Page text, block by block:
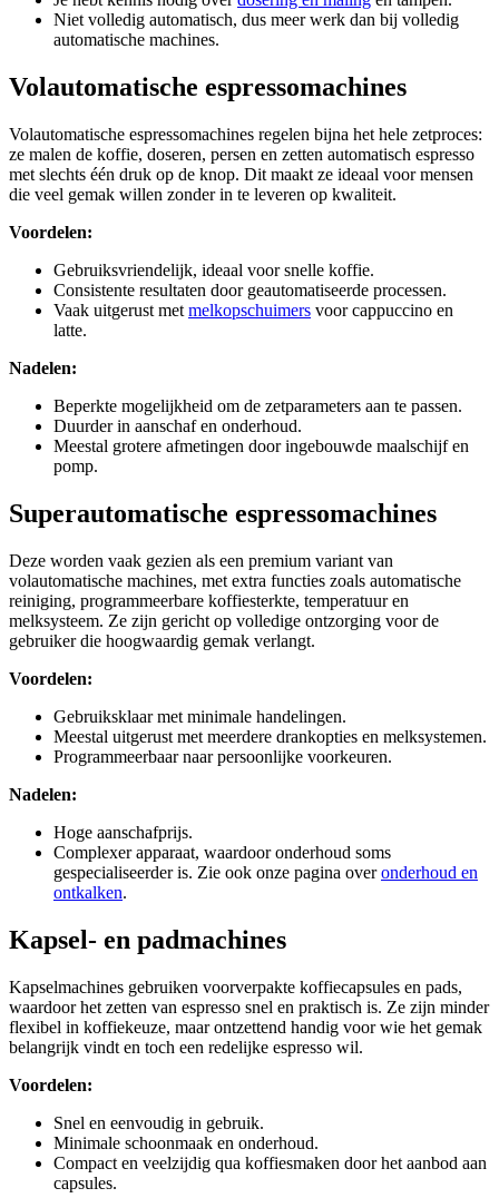
Niet volledig automatisch, dus meer werk dan bij volledig
automatische machines.
Volautomatische espressomachines
Volautomatische espressomachines regelen bijna het hele zetproces:
ze malen de koffie, doseren, persen en zetten automatisch espresso
met slechts één druk op de knop. Dit maakt ze ideaal voor mensen
die veel gemak willen zonder in te leveren op kwaliteit.
Voordelen:
Gebruiksvriendelijk, ideaal voor snelle koffie.
Consistente resultaten door geautomatiseerde processen.
Vaak uitgerust met melkopschuimers voor cappuccino en
latte.
Nadelen:
Beperkte mogelijkheid om de zetparameters aan te passen.
Duurder in aanschaf en onderhoud.
Meestal grotere afmetingen door ingebouwde maalschijf en
pomp.
Superautomatische espressomachines
Deze worden vaak gezien als een premium variant van
volautomatische machines, met extra functies zoals automatische
reiniging, programmeerbare koffiesterkte, temperatuur en
melksysteem. Ze zijn gericht op volledige ontzorging voor de
gebruiker die hoogwaardig gemak verlangt.
Voordelen:
Gebruiksklaar met minimale handelingen.
Meestal uitgerust met meerdere drankopties en melksystemen.
Programmeerbaar naar persoonlijke voorkeuren.
Nadelen:
Hoge aanschafprijs.
Complexer apparaat, waardoor onderhoud soms
gespecialiseerder is. Zie ook onze pagina overonderhoud en
ontkalken.
Kapsel- en padmachines
Kapselmachines gebruiken voorverpakte koffiecapsules en pads,
waardoor het zetten van espresso snel en praktisch is. Ze zijn minder
flexibel in koffiekeuze, maar ontzettend handig voor wie het gemak
belangrijk vindt en toch een redelijke espresso wil.
Voordelen:
Snel en eenvoudig in gebruik.
Minimale schoonmaak en onderhoud.
Compact en veelzijdig qua koffiesmaken door het aanbod aan
capsules.